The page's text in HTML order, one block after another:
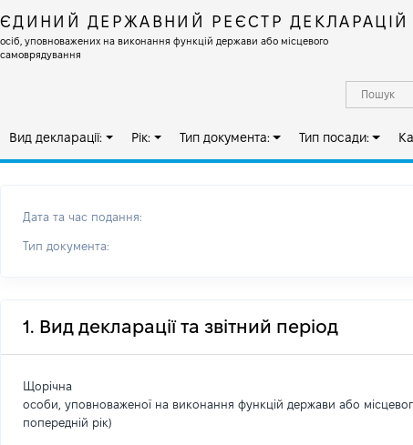
ЄДИНИЙ ДЕРЖАВНИЙ РЕЄСТР ДЕКЛАРАЦІЙ
осіб, уповноважених на виконання функцій держави або місцевого
самоврядування
Вид декларації: Рік: Тип документа: Тип посади:
Дата та час подання:
Тип документа:
1. Вид декларації та звітний період
Щорічна
особи, уповноваженої на виконання функцій держави або
попередній рік)